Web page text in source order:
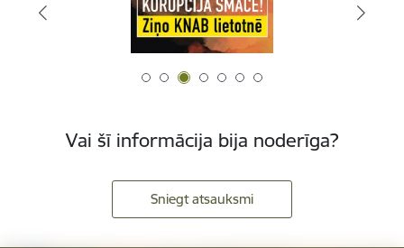
Vai šī informācija bija noderīga?
Sniegt atsauksmi